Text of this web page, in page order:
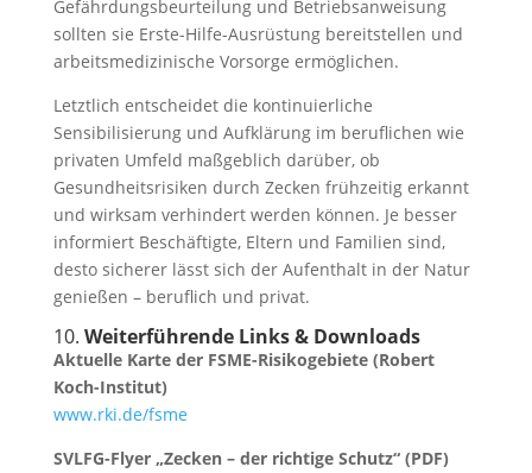
Gefährdungsbeurteilung und Betriebsanweisung
sollten sie Erste-Hilfe-Ausrüstung bereitstellen und
arbeitsmedizinische Vorsorge ermöglichen.
Letztlich entscheidet die kontinuierliche
Sensibilisierung und Aufklärung im beruflichen wie
privaten Umfeld maßgeblich darüber, ob
Gesundheitsrisiken durch Zecken frühzeitig erkannt
und wirksam verhindert werden können. Je besser
informiert Beschäftigte, Eltern und Familien sind,
desto sicherer lässt sich der Aufenthalt in der Natur
genießen – beruflich und privat.
10. Weiterführende Links & Downloads
Aktuelle Karte der FSME-Risikogebiete (Robert
Koch-Institut)
www.rki.de/fsme
SVLFG-Flyer „Zecken – der richtige Schutz“ (PDF)